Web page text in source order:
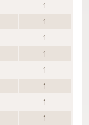
1
1
1
1
1
1
1
1